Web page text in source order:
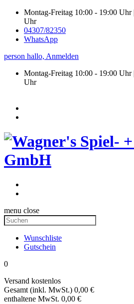
Montag-Freitag 10:00 - 19:00 Uhr
Uhr
04307/82350
WhatsApp
person hallo, Anmelden
Montag-Freitag 10:00 - 19:00 Uhr
Uhr
menu close
Wunschliste
Gutschein
0
Versand kostenlos
Gesamt (inkl. MwSt.) 0,00 €
enthaltene MwSt. 0,00 €